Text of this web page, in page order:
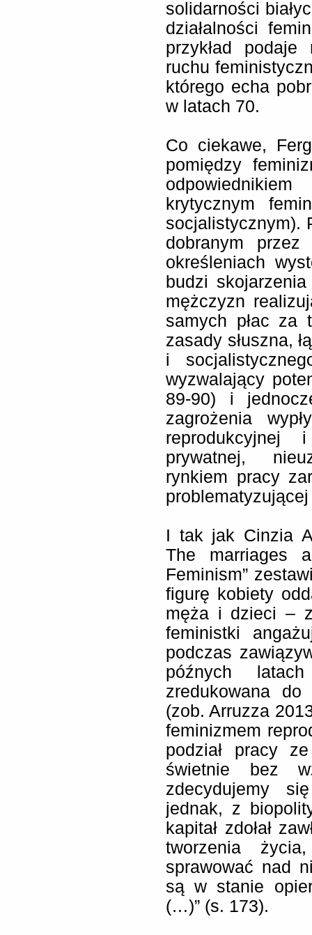
solidarności
działalności
przykład podaje
ruchu
którego echa
w latach 70.
Co ciekawe,
pomiędzy
krytycznym
socjalistycznym).
dobranym
określeniach
budzi
mężczyzn
samych płac
zasady słuszna,
i
wyzwalający
89-90) i
zagrożenia
prywatnej,
rynkiem pracy
I tak jak Cinzia
The marriages
Feminism”
figurę kobiety
męża i dzieci – z
feministki
podczas
późnych
zredukowana
(zob. Arruzza
feminizmem
podział pracy
świetnie bez
zdecydujemy
jednak, z
kapitał zdołał
tworzenia
sprawować nad
są w stanie
(…)” (s. 173).